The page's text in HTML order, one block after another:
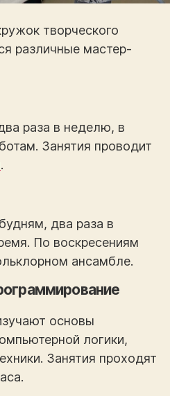
творческого
различные мастер-
раза в неделю, в
Занятия проводит
.
два раза в
По воскресениям
ансамбле.
основы
логики,
Занятия проходят